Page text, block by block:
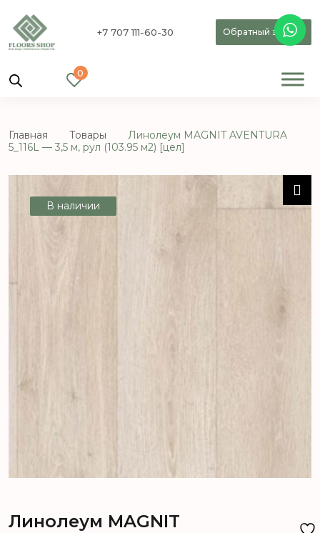
+7 707 111-60-30 Обратный звонок
0
Главная Товары
Линолеум MAGNIT AVENTURA
5_116L — 3,5 м, рул (103.95 м2) [цел]
В наличии
Линолеум MAGNIT